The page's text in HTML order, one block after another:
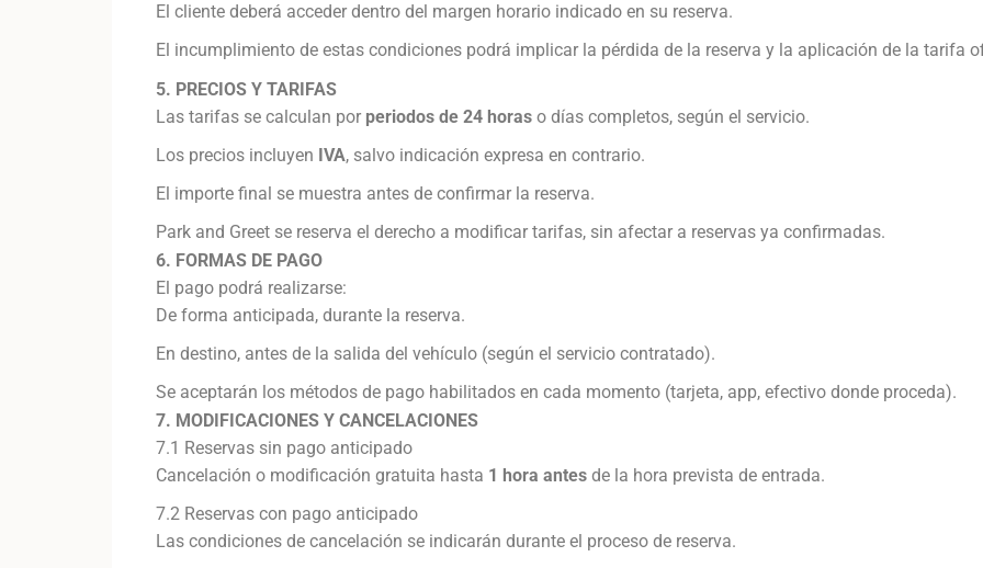
El cliente deberá acceder dentro del margen horario indicado en su reserva.
El incumplimiento de estas condiciones podrá implicar la pérdida de la reserva y la aplicación de la tarifa
5. PRECIOS Y TARIFAS
Las tarifas se calculan por periodos de 24 horas o días completos, según el servicio.
Los precios incluyen IVA, salvo indicación expresa en contrario.
El importe final se muestra antes de confirmar la reserva.
Park and Greet se reserva el derecho a modificar tarifas, sin afectar a reservas ya confirmadas.
6. FORMAS DE PAGO
El pago podrá realizarse:
De forma anticipada, durante la reserva.
En destino, antes de la salida del vehículo (según el servicio contratado).
Se aceptarán los métodos de pago habilitados en cada momento (tarjeta, app, efectivo donde proceda).
7. MODIFICACIONES Y CANCELACIONES
7.1 Reservas sin pago anticipado
Cancelación o modificación gratuita hasta 1 hora antes de la hora prevista de entrada.
7.2 Reservas con pago anticipado
Las condiciones de cancelación se indicarán durante el proceso de reserva.